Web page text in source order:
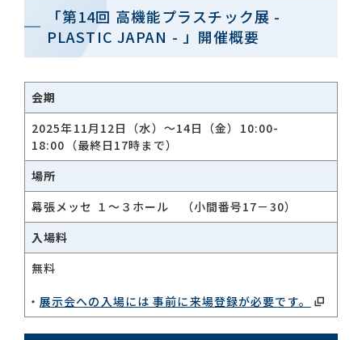
#ダイバーシティ＆インクルージョン
#統合報告書
「第14回 高機能プラスチック展 -
PLASTIC JAPAN - 」開催概要
会期
2025年11月12日（水）～14日（金）10:00-
18:00（最終日17時まで）
場所
幕張メッセ １〜３ホール （小間番号17－30）
入場料
無料
展示会への入場には 事前に来場登録が必要です。